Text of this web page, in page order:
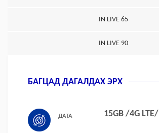
IN LIVE 65
IN LIVE 90
БАГЦАД ДАГАЛДАХ ЭРХ
ДАТА 15GB /4G LTE/